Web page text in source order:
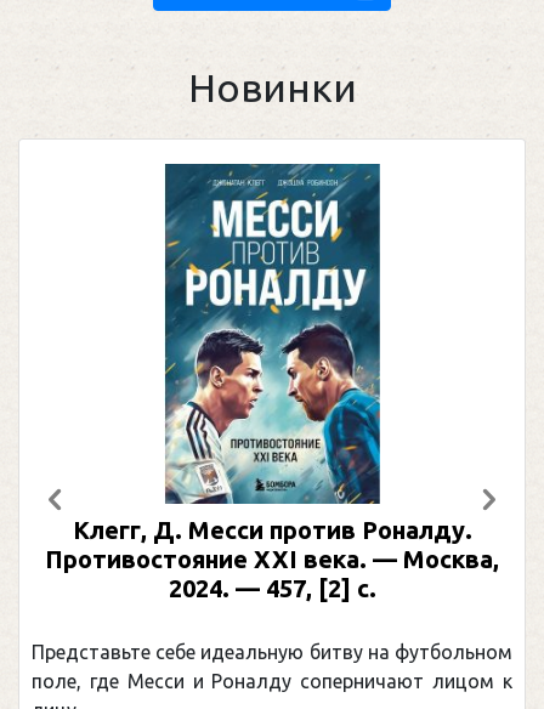
Новинки
Клегг, Д. Месси против Роналду.
Противостояние XXI века. — Москва,
2024. — 457, [2] с.
Представьте себе идеальную битву на футбольном
поле, где Месси и Роналду соперничают лицом к
Предыдущий